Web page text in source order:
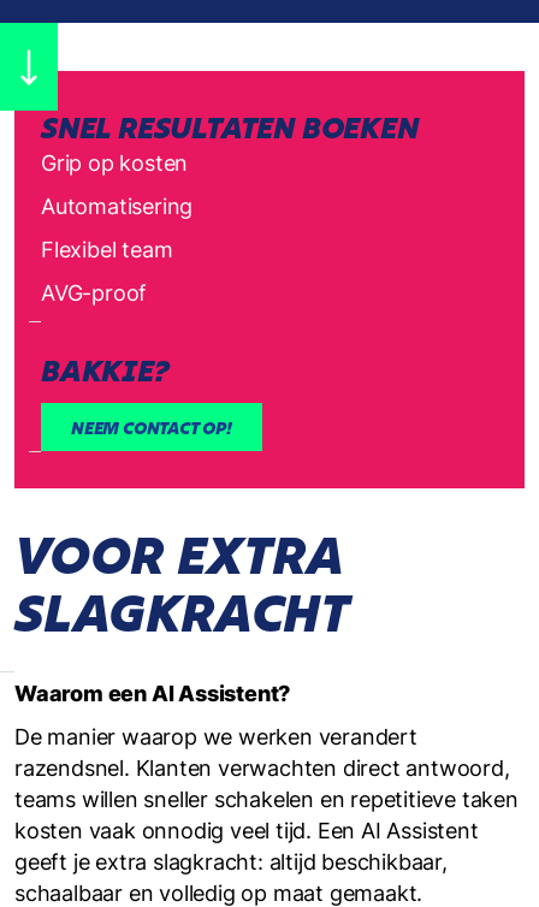
SNEL RESULTATEN BOEKEN
Grip op kosten
Automatisering
Flexibel team
AVG-proof
BAKKIE?
NEEM CONTACT OP!
VOOR EXTRA
SLAGKRACHT
Waarom een AI Assistent?
De manier waarop we werken verandert
razendsnel. Klanten verwachten direct antwoord,
teams willen sneller schakelen en repetitieve taken
kosten vaak onnodig veel tijd. Een AI Assistent
geeft je extra slagkracht: altijd beschikbaar,
schaalbaar en volledig op maat gemaakt.